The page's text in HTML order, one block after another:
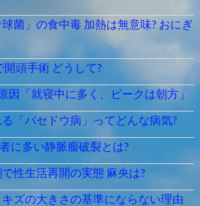
菌」の食中毒 加熱は無意味? おにぎ
頭手術 どうして?
因「就寝中に多く、ピークは朝方」
る「バセドウ病」ってどんな病気?
に多い静脈瘤破裂とは?
性生活再開の実態 麻央は?
キズの大きさの基準にならない理由